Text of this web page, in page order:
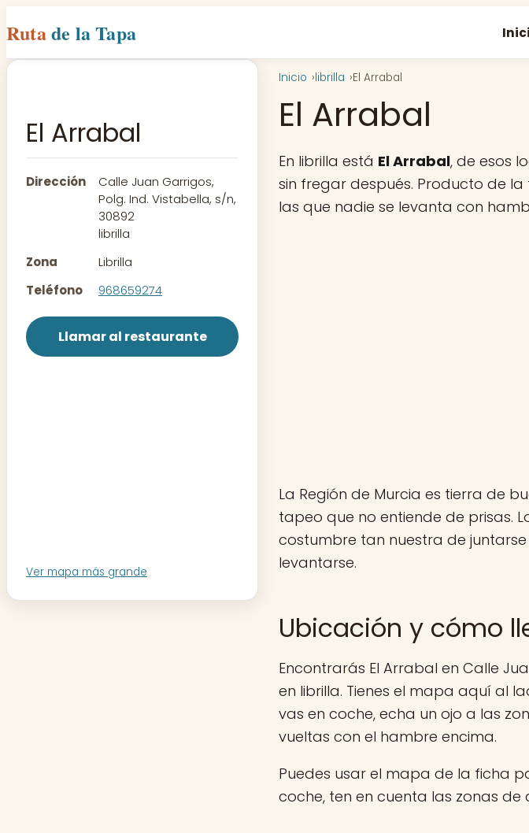
Rutade la Tapa
El Arrabal
Dirección
Calle Juan Garrigos,
Polg. Ind. Vistabella, s/n,
30892
librilla
Zona
Librilla
Teléfono
968659274
Llamar al restaurante
Ver mapa más grande
Inicio librilla El Arrabal
El Arrabal
En librilla está El Arrabal, de esos
sin fregar después. Producto de
las que nadie se levanta con
La Región de Murcia es tierra de
tapeo que no entiende de prisas.
costumbre tan nuestra de
levantarse.
Ubicación y cómo
Encontrarás El Arrabal en Calle
en librilla. Tienes el mapa aquí al
vas en coche, echa un ojo a las
vueltas con el hambre encima.
Puedes usar el mapa de la ficha
coche, ten en cuenta las zonas